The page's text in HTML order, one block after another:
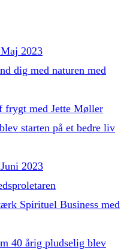
2023
dig med naturen med
frygt med Jette Møller
starten på et bedre liv
2023
Spirituel Business med
40 årig pludselig blev